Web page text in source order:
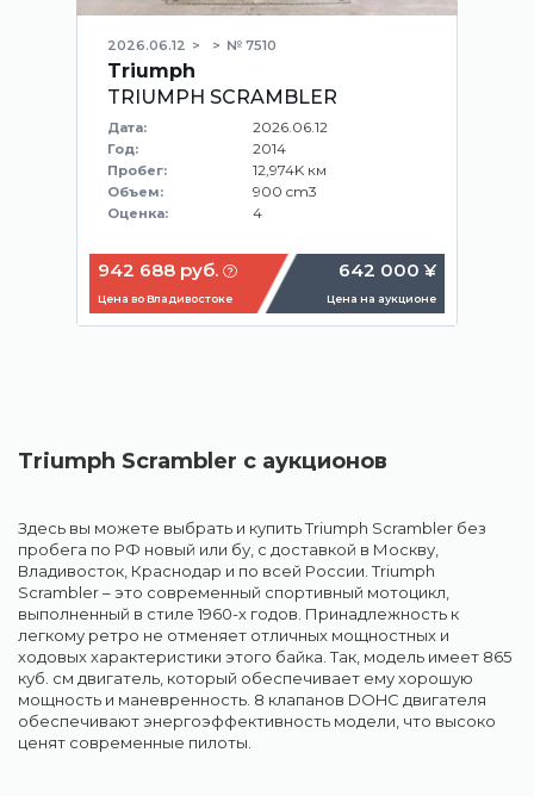
2026.06.12 № 7510
Triumph
TRIUMPH SCRAMBLER
Дата: 2026.06.12
Год: 2014
Пробег: 12,974K км
Объем: 900 cm3
Оценка: 4
942 688 руб.
Цена во Владивостоке
642 000 ¥
Цена на аукционе
Triumph Scrambler с аукционов
Здесь вы можете выбрать и купить Triumph Scrambler без
пробега по РФ новый или бу, с доставкой в Москву,
Владивосток, Краснодар и по всей России. Triumph
Scrambler – это современный спортивный мотоцикл,
выполненный в стиле 1960-х годов. Принадлежность к
легкому ретро не отменяет отличных мощностных и
ходовых характеристики этого байка. Так, модель имеет 865
куб. см двигатель, который обеспечивает ему хорошую
мощность и маневренность. 8 клапанов DOHC двигателя
обеспечивают энергоэффективность модели, что высоко
ценят современные пилоты.